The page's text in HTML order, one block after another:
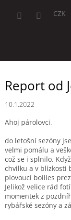
CZK
Report od
10.1.2022
Ahoj párolovci,
do letošní sezóny
velmi pomálu a
což se i splnilo.
chvilku a v blízkosti
plovoucí boilies
Jelikož velice rád
momentek z
rybářské sezóny a